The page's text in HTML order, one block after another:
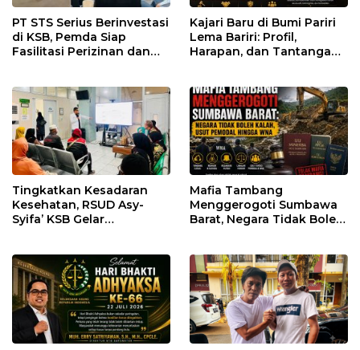
PT STS Serius Berinvestasi
di KSB, Pemda Siap
Fasilitasi Perizinan dan
Kajari Baru di Bumi Pariri
Lema Bariri: Profil,
Harapan, dan Tantangan
Tingkatkan Kesadaran
Kesehatan, RSUD Asy-
Syifa’ KSB Gelar
Mafia Tambang
Menggerogoti Sumbawa
Barat, Negara Tidak Boleh